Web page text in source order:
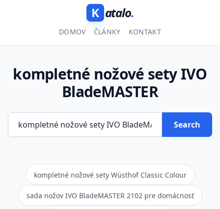
K atalo.
DOMOV ČLÁNKY KONTAKT
kompletné nožové sety IVO
BladeMASTER
Search
kompletné nožové sety Wüsthof Classic Colour
sada nožov IVO BladeMASTER 2102 pre domácnosť